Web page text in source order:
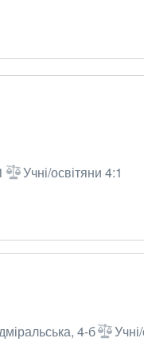
Учні/освітяни 4:1
4-б